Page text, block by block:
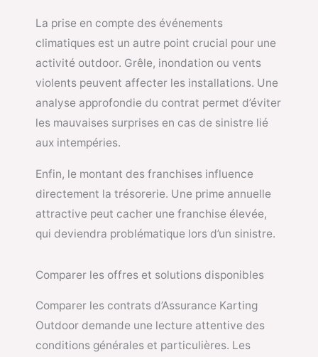
La prise en compte des événements
climatiques est un autre point crucial pour une
activité outdoor. Grêle, inondation ou vents
violents peuvent affecter les installations. Une
analyse approfondie du contrat permet d’éviter
les mauvaises surprises en cas de sinistre lié
aux intempéries.
Enfin, le montant des franchises influence
directement la trésorerie. Une prime annuelle
attractive peut cacher une franchise élevée,
qui deviendra problématique lors d’un sinistre.
Comparer les offres et solutions disponibles
Comparer les contrats d’Assurance Karting
Outdoor demande une lecture attentive des
conditions générales et particulières. Les